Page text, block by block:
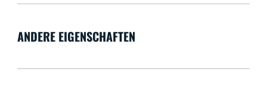
ANDERE EIGENSCHAFTEN